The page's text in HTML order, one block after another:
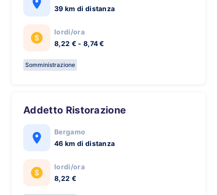
39 km di distanza
lordi/ora
8,22 € - 8,74 €
Somministrazione
Addetto Ristorazione
Bergamo
46 km di distanza
lordi/ora
8,22 €